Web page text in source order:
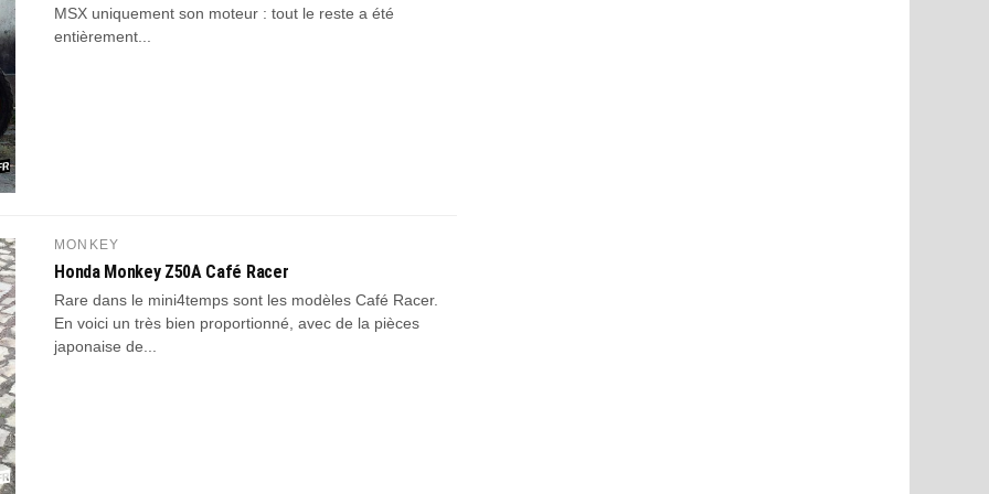
MSX uniquement son moteur : tout le reste a été
entièrement...
MONKEY
Honda Monkey Z50A Café Racer
Rare dans le mini4temps sont les modèles Café Racer.
En voici un très bien proportionné, avec de la pièces
japonaise de...